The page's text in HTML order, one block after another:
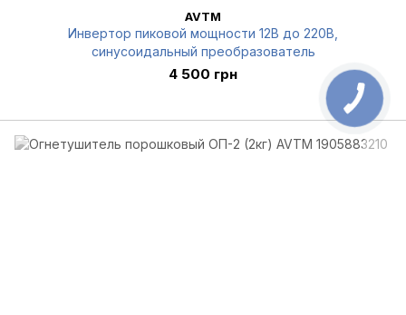
AVTM
Инвертор пиковой мощности 12В до 220В,
синусоидальный преобразователь
4 500 грн